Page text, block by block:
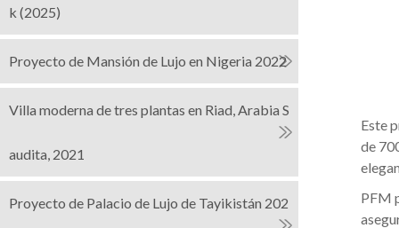
k (2025)
Proyecto de Mansión de Lujo en Nigeria 2022
Villa moderna de tres plantas en Riad, Arabia S
audita, 2021
Proyecto de Palacio de Lujo de Tayikistán 202
Este
de
PFM